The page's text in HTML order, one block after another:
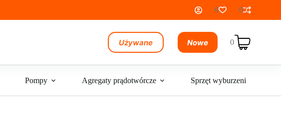
0 0
Używane Nowe Koszyk
0
Pompy Agregaty prądotwórcze Sprzęt wyburzeniowy